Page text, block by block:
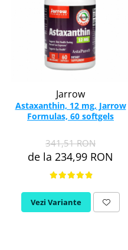
Jarrow
Astaxanthin, 12 mg, Jarrow
Formulas, 60 softgels
341,51 RON
de la 234,99 RON
Vezi Variante